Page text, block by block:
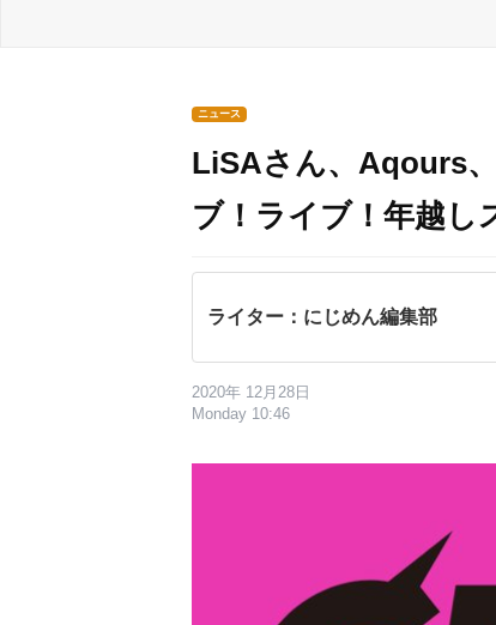
ニュース
LiSAさん、Aqours
ブ！ライブ！年越し
ライター：にじめん編集部
2020年 12月28日
Monday 10:46